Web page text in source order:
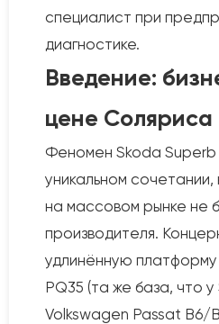
специалист при
диагностике.
Введение:
цене Соляриса
Феномен Skoda Superb
уникальном
на массовом рынке не
производителя.
удлинённую
PQ35 (та же база, что
Volkswagen Passat B6/